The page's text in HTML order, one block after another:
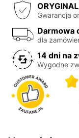
Gwarancja
Darmowa
dla
14 dni na
Wygodne